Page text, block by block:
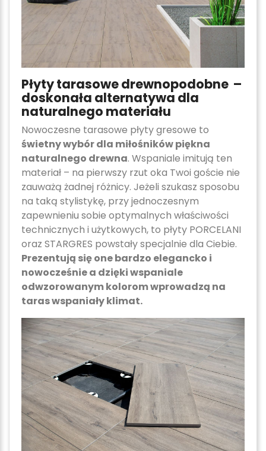
Płyty tarasowe drewnopodobne –
doskonała alternatywa dla
naturalnego materiału
Nowoczesne tarasowe płyty gresowe to
świetny wybór dla miłośników piękna
naturalnego drewna. Wspaniale imitują ten
materiał – na pierwszy rzut oka Twoi goście nie
zauważą żadnej różnicy. Jeżeli szukasz sposobu
na taką stylistykę, przy jednoczesnym
zapewnieniu sobie optymalnych właściwości
technicznych i użytkowych, to płyty PORCELANI
oraz STARGRES powstały specjalnie dla Ciebie.
Prezentują się one bardzo elegancko i
nowocześnie a dzięki wspaniale
odwzorowanym kolorom wprowadzą na
taras wspaniały klimat.